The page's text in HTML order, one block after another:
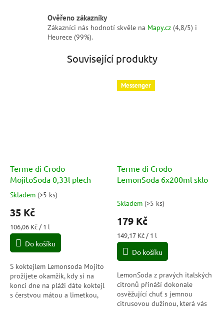
Ověřeno zákazníky
Zákazníci nás hodnotí skvěle na Mapy.cz (4,8/5) i
Heurece (99%).
Související produkty
Terme di Crodo
MojitoSoda 0,33l plech
Průměrné
hodnocení
produktu
je
5,0
5
hvězdiček.
Skladem (>5 ks)
35 Kč
Měrná
cena:
106,06 Kč / 1 l
Do košíku
S koktejlem Lemonsoda Mojito
prožijete okamžik, kdy si na
konci dne na pláži dáte koktejl
s čerstvou mátou a limetkou,
Messenger
Terme di Crodo
LemonSoda 6x200ml sklo
Skladem (>5 ks)
179 Kč
Měrná
cena:
149,17 Kč / 1 l
Do košíku
LemonSoda z pravých italských
citronů přináší dokonale
osvěžující chuť s jemnou
citrusovou dužinou, která vás